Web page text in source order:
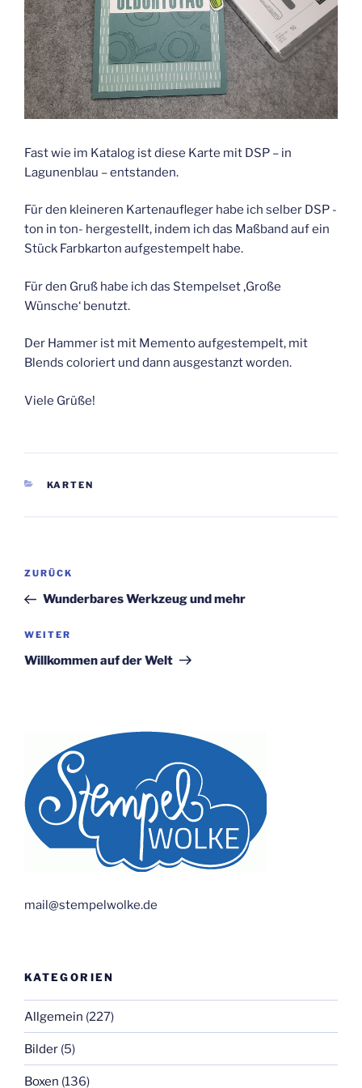
Fast wie im Katalog ist diese Karte mit DSP – in
Lagunenblau – entstanden.
Für den kleineren Kartenaufleger habe ich selber DSP -
ton in ton- hergestellt, indem ich das Maßband auf ein
Stück Farbkarton aufgestempelt habe.
Für den Gruß habe ich das Stempelset ‚Große
Wünsche‘ benutzt.
Der Hammer ist mit Memento aufgestempelt, mit
Blends coloriert und dann ausgestanzt worden.
Viele Grüße!
KATEGORIEN
KARTEN
Beitragsnavigation
Vorheriger
Beitrag
ZURÜCK
Wunderbares Werkzeug und mehr
Nächster
Beitrag
WEITER
Willkommen auf der Welt
mail@stempelwolke.de
KATEGORIEN
Allgemein (227)
Bilder (5)
Boxen (136)